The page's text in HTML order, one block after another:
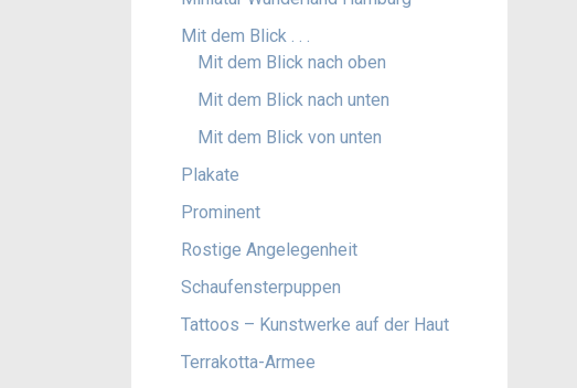
Mit dem Blick . . .
Mit dem Blick nach oben
Mit dem Blick nach unten
Mit dem Blick von unten
Plakate
Prominent
Rostige Angelegenheit
Schaufensterpuppen
Tattoos – Kunstwerke auf der Haut
Terrakotta-Armee